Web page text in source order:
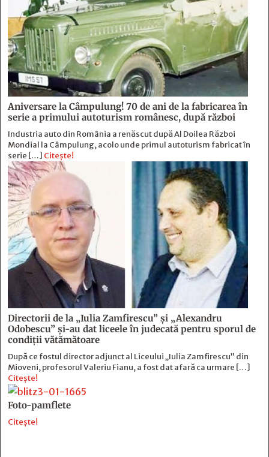
Aniversare la Câmpulung! 70 de ani de la fabricarea în
serie a primului autoturism românesc, după război
Industria auto din România a renăscut după Al Doilea Război
Mondial la Câmpulung, acolo unde primul autoturism fabricat în
serie […] Citește!
Directorii de la „Iulia Zamfirescu” și „Alexandru
Odobescu” și-au dat liceele în judecată pentru sporul de
condiții vătămătoare
După ce fostul director adjunct al Liceului „Iulia Zamfirescu” din
Mioveni, profesorul Valeriu Fianu, a fost dat afară ca urmare […]
Citește!
Foto-pamflete
Citește!